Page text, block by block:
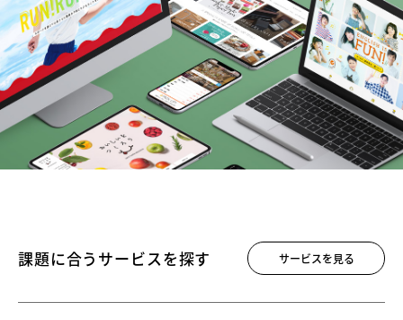
課題に合う サービスを探す サービスを見る